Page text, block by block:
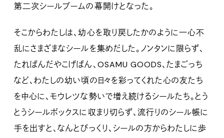
第二次シールブームの幕開けとなった。
そこからわたしは、幼心を取り戻したかのように一心不
乱にさまざまなシールを集めだした。ノンタンに限らず、
たれぱんだやこげぱん、OSAMU GOODS、たまごっち
など、わたしの幼い頃の日々を彩ってくれた心の友たち
を中心に、モウレツな勢いで増え続けるシールたち。とう
とうシールボックスに収まり切らず、流行りのシール帳に
手を出すと、なんとびっくり、シールの方からわたしに歩